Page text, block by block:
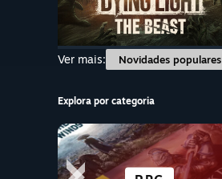
Ver mais:
Novidades populares
Explora por categoria
GRÁTIS PARA